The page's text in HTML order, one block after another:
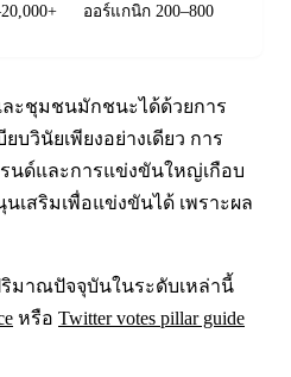
ออร์แกนิก 200–800
ะชุมชนมักชนะได้ด้วยการ
วินัยเพียงอย่างเดียว การ
นด์และการแข่งขันใหญ่เกือบ
เสริมเพื่อแข่งขันได้ เพราะผล
มาณปัจจุบันในระดับเหล่านี้
หรือ Twitter votes pillar guide